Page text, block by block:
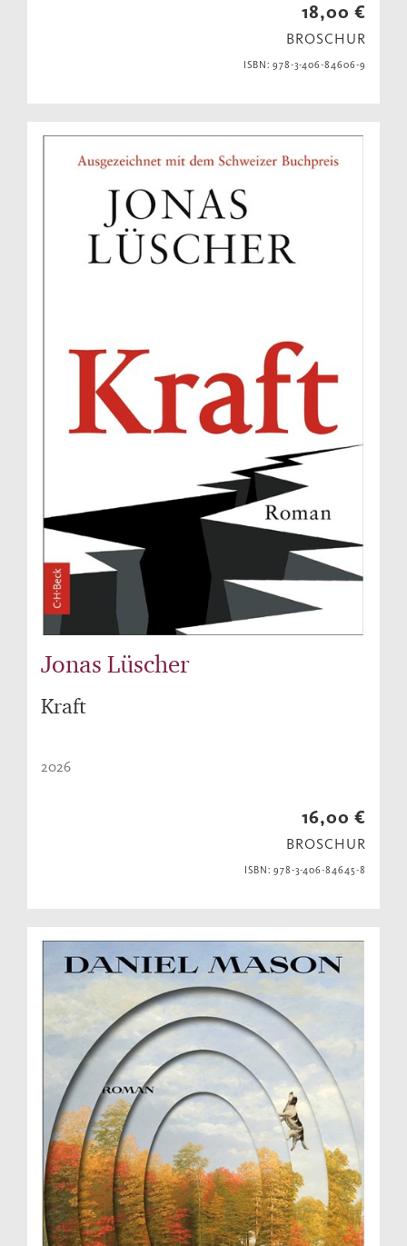
18,00 €
BROSCHUR
ISBN: 978-3-406-84606-9
Jonas Lüscher
Kraft
2026
16,00 €
BROSCHUR
ISBN: 978-3-406-84645-8